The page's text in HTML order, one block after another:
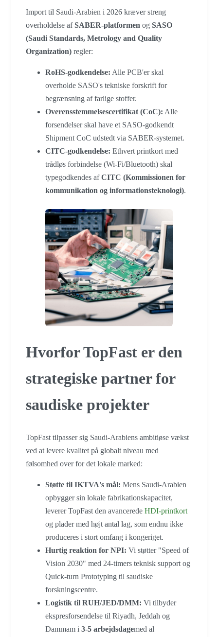
Import til Saudi-Arabien i 2026 kræver streng
overholdelse afSABER-platformen og SASO
(Saudi Standards, Metrology and Quality
Organization) regler:
RoHS-godkendelse: Alle PCB'er skal
overholde SASO's tekniske forskrift for
begrænsning af farlige stoffer.
Overensstemmelsescertifikat (CoC): Alle
forsendelser skal have et SASO-godkendt
Shipment CoC udstedt via SABER-systemet.
CITC-godkendelse: Ethvert printkort med
trådløs forbindelse (Wi-Fi/Bluetooth) skal
typegodkendes afCITC (Kommissionen for
kommunikation og informationsteknologi).
Hvorfor TopFast er den
strategiske partner for
saudiske projekter
TopFast tilpasser sig Saudi-Arabiens ambitiøse vækst
ved at levere kvalitet på globalt niveau med
følsomhed over for det lokale marked:
Støtte til IKTVA's mål: Mens Saudi-Arabien
opbygger sin lokale fabrikationskapacitet,
leverer TopFast den avancerede HDI-printkort
og plader med højt antal lag, som endnu ikke
produceres i stort omfang i kongeriget.
Hurtig reaktion for NPI: Vi støtter "Speed of
Vision 2030" med 24-timers teknisk support og
Quick-turn Prototyping til saudiske
forskningscentre.
Logistik til RUH/JED/DMM: Vi tilbyder
ekspresforsendelse til Riyadh, Jeddah og
Dammam i 3-5 arbejdsdagemed al